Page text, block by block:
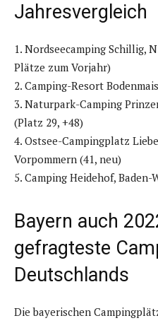
Jahresvergleich
1. Nordseecamping Schillig,
Plätze zum Vorjahr)
2. Camping-Resort
3. Naturpark-Camping
(Platz 29, +48)
4. Ostsee-Campingplatz
Vorpommern (41, neu)
5. Camping Heidehof, Baden-
Bayern auch
gefragteste
Deutschlands
Die bayerischen